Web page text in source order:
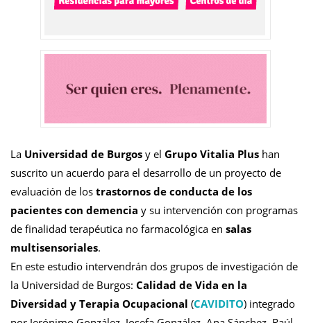
La Universidad de Burgos y el Grupo Vitalia Plus han
suscrito un acuerdo para el desarrollo de un proyecto de
evaluación de los trastornos de conducta de los
pacientes con demencia y su intervención con programas
de finalidad terapéutica no farmacológica en salas
multisensoriales.
En este estudio intervendrán dos grupos de investigación de
la Universidad de Burgos: Calidad de Vida en la
Diversidad y Terapia Ocupacional (CAVIDITO) integrado